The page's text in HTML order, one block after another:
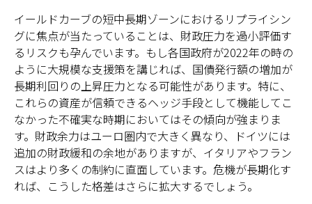
イールドカーブの短中長期ゾーンにおけるリプライシン
グに焦点が当たっていることは、財政圧力を過小評価す
るリスクも孕んでいます。もし各国政府が2022年の時の
ように大規模な支援策を講じれば、国債発行額の増加が
長期利回りの上昇圧力となる可能性があります。特に、
これらの資産が信頼できるヘッジ手段として機能してこ
なかった不確実な時期においてはその傾向が強まりま
す。財政余力はユーロ圏内で大きく異なり、ドイツには
追加の財政緩和の余地がありますが、イタリアやフラン
スはより多くの制約に直面しています。危機が長期化す
れば、こうした格差はさらに拡大するでしょう。